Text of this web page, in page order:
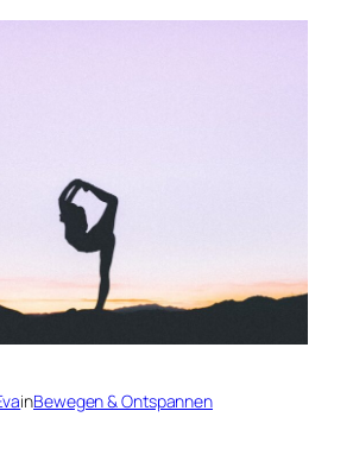
inBewegen & Ontspannen